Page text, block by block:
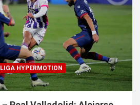
HYPERMOTION